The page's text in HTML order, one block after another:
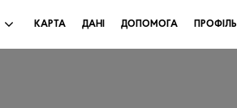
КАРТА ДАНІ ДОПОМОГА ПРОФІЛЬ